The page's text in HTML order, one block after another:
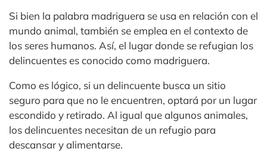
Si bien la palabra madriguera se usa en relación con el
mundo animal, también se emplea en el contexto de
los seres humanos. Así, el lugar donde se refugian los
delincuentes es conocido como madriguera.
Como es lógico, si un delincuente busca un sitio
seguro para que no le encuentren, optará por un lugar
escondido y retirado. Al igual que algunos animales,
los delincuentes necesitan de un refugio para
descansar y alimentarse.